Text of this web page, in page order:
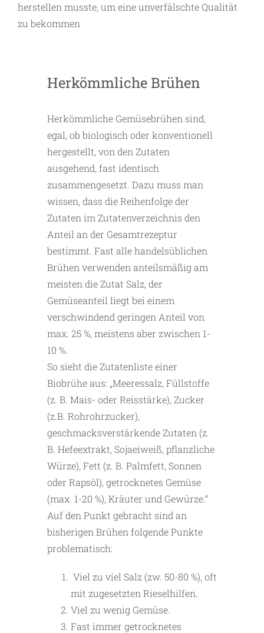
herstellen musste, um eine unverfälschte Qualität
zu bekommen
Herkömmliche Brühen
Herkömmliche Gemüsebrühen sind,
egal, ob biologisch oder konventionell
hergestellt, von den Zutaten
ausgehend, fast identisch
zusammengesetzt. Dazu muss man
wissen, dass die Reihenfolge der
Zutaten im Zutatenverzeichnis den
Anteil an der Gesamtrezeptur
bestimmt. Fast alle handelsüblichen
Brühen verwenden anteilsmäßig am
meisten die Zutat Salz, der
Gemüseanteil liegt bei einem
verschwindend geringen Anteil von
max. 25 %, meistens aber zwischen 1-
10 %.
So sieht die Zutatenliste einer
Biobrühe aus: „Meeressalz, Füllstoffe
(z. B. Mais- oder Reisstärke), Zucker
(z.B. Rohrohrzucker),
geschmacksverstärkende Zutaten (z.
B. Hefeextrakt, Sojaeiweiß, pflanzliche
Würze), Fett (z. B. Palmfett, Sonnen
oder Rapsöl), getrocknetes Gemüse
(max. 1-20 %), Kräuter und Gewürze.“
Auf den Punkt gebracht sind an
bisherigen Brühen folgende Punkte
problematisch:
Viel zu viel Salz (zw. 50-80 %), oft
mit zugesetzten Rieselhilfen.
Viel zu wenig Gemüse.
Fast immer getrocknetes